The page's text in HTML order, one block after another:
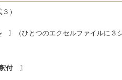
）
〕（ひとつのエクセルファイルに３
付 〕